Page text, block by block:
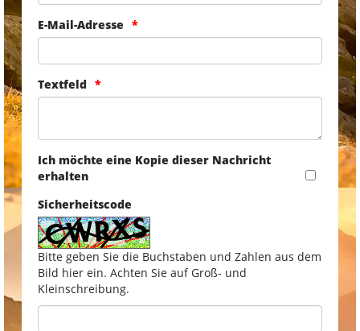
E-Mail-Adresse
Textfeld
Ich möchte eine Kopie dieser Nachricht
erhalten
Sicherheitscode
Bitte geben Sie die Buchstaben und Zahlen aus dem
Bild hier ein. Achten Sie auf Groß- und
Kleinschreibung.